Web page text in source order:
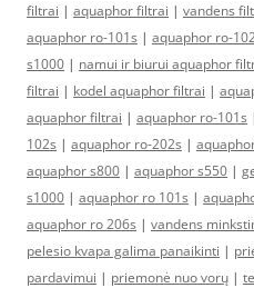
filtrai | aquaphor filtrai | vandens
aquaphor ro-101s | aquaphor ro-
s1000 | namui ir biurui aquaphor
filtrai | kodel aquaphor filtrai |
aquaphor filtrai | aquaphor ro-101s
102s | aquaphor ro-202s |
aquaphor s800 | aquaphor s550 |
s1000 | aquaphor ro 101s |
aquaphor ro 206s | vandens
pelesio kvapa galima panaikinti |
pardavimui | priemonė nuo vorų |